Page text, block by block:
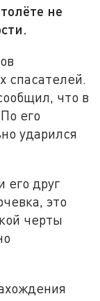
не
спасателей.
что в
его
ударился
его друг
это
черты